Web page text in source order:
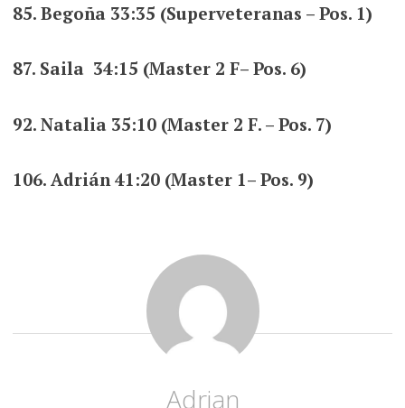
85. Begoña 33:35 (Superveteranas – Pos. 1)
87. Saila 34:15 (Master 2 F– Pos. 6)
92. Natalia 35:10 (Master 2 F. – Pos. 7)
106. Adrián 41:20 (Master 1– Pos. 9)
Adrian